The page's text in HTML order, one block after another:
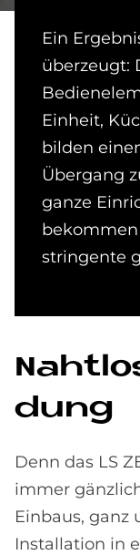
Ein
überzeugt:
Einheit,
bilden
Übergang
ganze
stringente
dung
Denn das LS
immer
Einbaus, ganz
Installation in